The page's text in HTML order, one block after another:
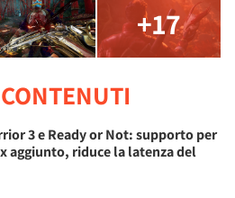
+17
3 e Ready or Not: supporto per
aggiunto, riduce la latenza del